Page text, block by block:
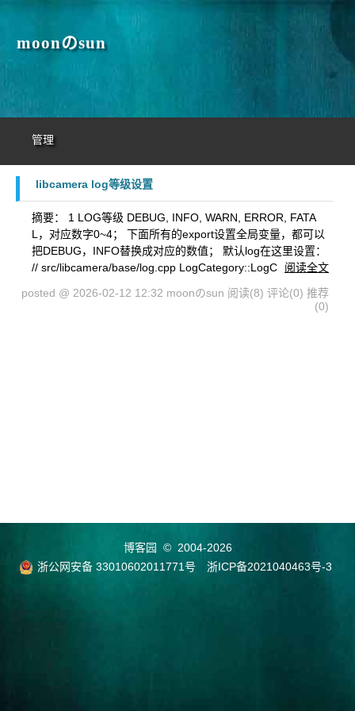
moonのsun
管理
libcamera log等级设置
摘要： 1 LOG等级 DEBUG, INFO, WARN, ERROR, FATA
L，对应数字0~4； 下面所有的export设置全局变量，都可以
把DEBUG，INFO替换成对应的数值； 默认log在这里设置：
// src/libcamera/base/log.cpp LogCategory::LogC
阅读全文
posted @ 2026-02-12 12:32 moonのsun 阅读(8) 评论(0) 推荐
(0)
博客园
© 2004-2026
浙公网安备 33010602011771号
浙ICP备2021040463号-3